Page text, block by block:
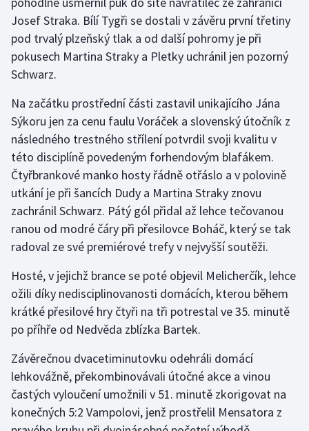
Lezení
Lyže a snowboard
Moderní pětiboj
Motorsport
Olympijské hry
Parasport
Plavání
Plážový volejbal
Ragby
Rychlobruslení
Short track
Sportovní střelba
Josef Straka. Bílí Tygři se dostali v závěru první třetiny
pod trvalý plzeňský tlak a od další pohromy je při
pokusech Martina Straky a Pletky uchránil jen pozorný
Schwarz.
Na začátku prostřední části zastavil unikajícího Jána
Sýkoru jen za cenu faulu Voráček a slovenský útočník z
následného trestného střílení potvrdil svoji kvalitu v
této disciplíně povedeným forhendovým blafákem.
Čtyřbrankové manko hosty řádně otřáslo a v polovině
utkání je při šancích Dudy a Martina Straky znovu
zachránil Schwarz. Pátý gól přidal až lehce tečovanou
ranou od modré čáry při přesilovce Boháč, který se tak
radoval ze své premiérové trefy v nejvyšší soutěži.
Hosté, v jejichž brance se poté objevil Melicherčík, lehce
ožili díky nedisciplinovanosti domácích, kterou během
krátké přesilové hry čtyři na tři potrestal ve 35. minutě
po příhře od Nedvěda zblízka Bartek.
Závěrečnou dvacetiminutovku odehráli domácí
lehkovážně, překombinovávali útočné akce a vinou
častých vyloučení umožnili v 51. minutě zkorigovat na
konečných 5:2 Vampolovi, jenž prostřelil Mensatora z